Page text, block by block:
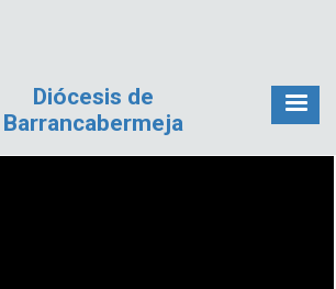
Diócesis de
Barrancabermeja